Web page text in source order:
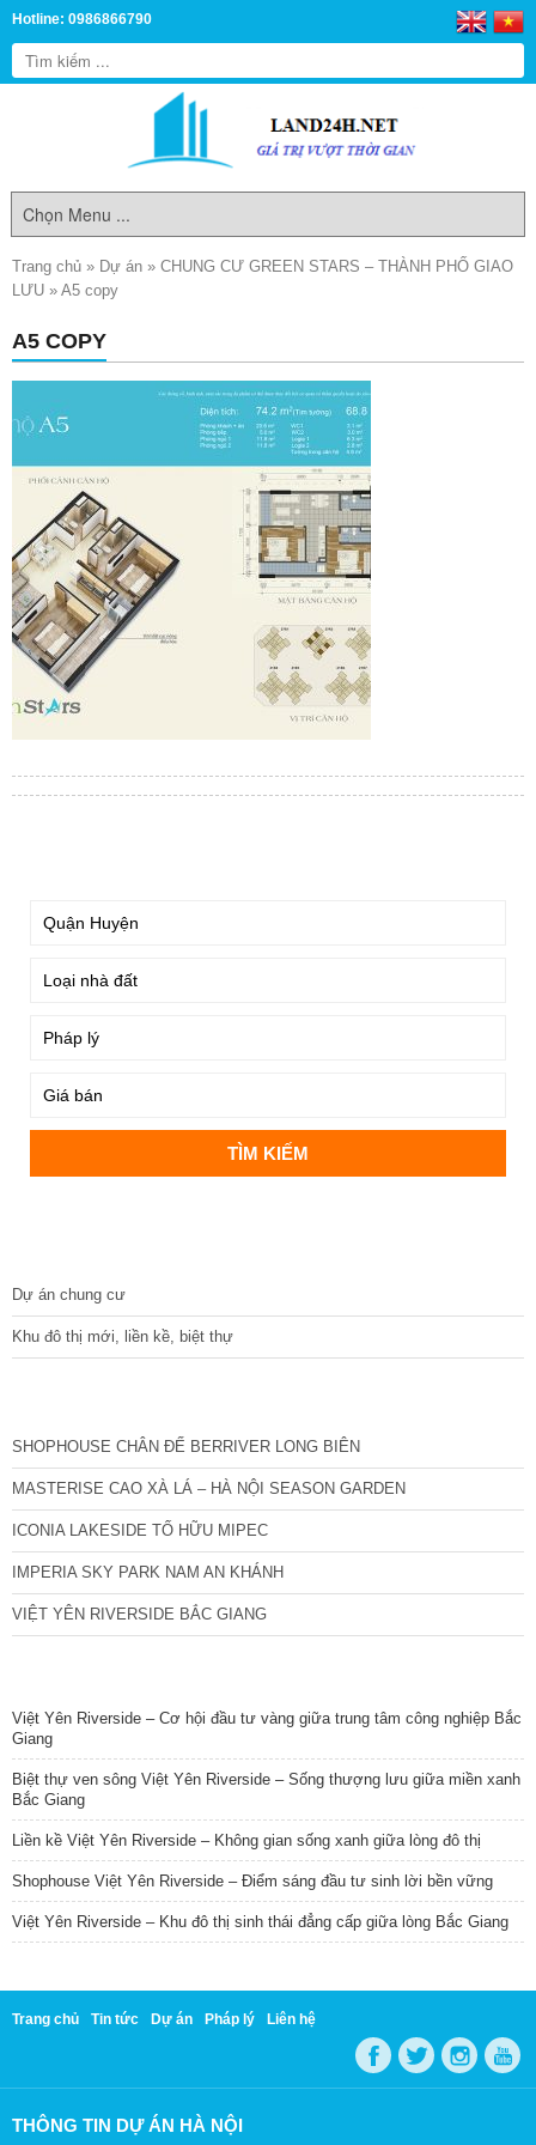
Hotline: 0986866790
Trang chủ » Dự án » CHUNG CƯ GREEN STARS – THÀNH PHỐ GIAO
LƯU » A5 copy
A5 COPY
Dự án chung cư
Khu đô thị mới, liền kề, biệt thự
SHOPHOUSE CHÂN ĐẾ BERRIVER LONG BIÊN
MASTERISE CAO XÀ LÁ – HÀ NỘI SEASON GARDEN
ICONIA LAKESIDE TỐ HỮU MIPEC
IMPERIA SKY PARK NAM AN KHÁNH
VIỆT YÊN RIVERSIDE BẮC GIANG
Việt Yên Riverside – Cơ hội đầu tư vàng giữa trung tâm công nghiệp Bắc
Giang
Biệt thự ven sông Việt Yên Riverside – Sống thượng lưu giữa miền xanh
Bắc Giang
Liền kề Việt Yên Riverside – Không gian sống xanh giữa lòng đô thị
Shophouse Việt Yên Riverside – Điểm sáng đầu tư sinh lời bền vững
Việt Yên Riverside – Khu đô thị sinh thái đẳng cấp giữa lòng Bắc Giang
Trang chủ Tin tức Dự án Pháp lý Liên hệ
THÔNG TIN DỰ ÁN HÀ NỘI